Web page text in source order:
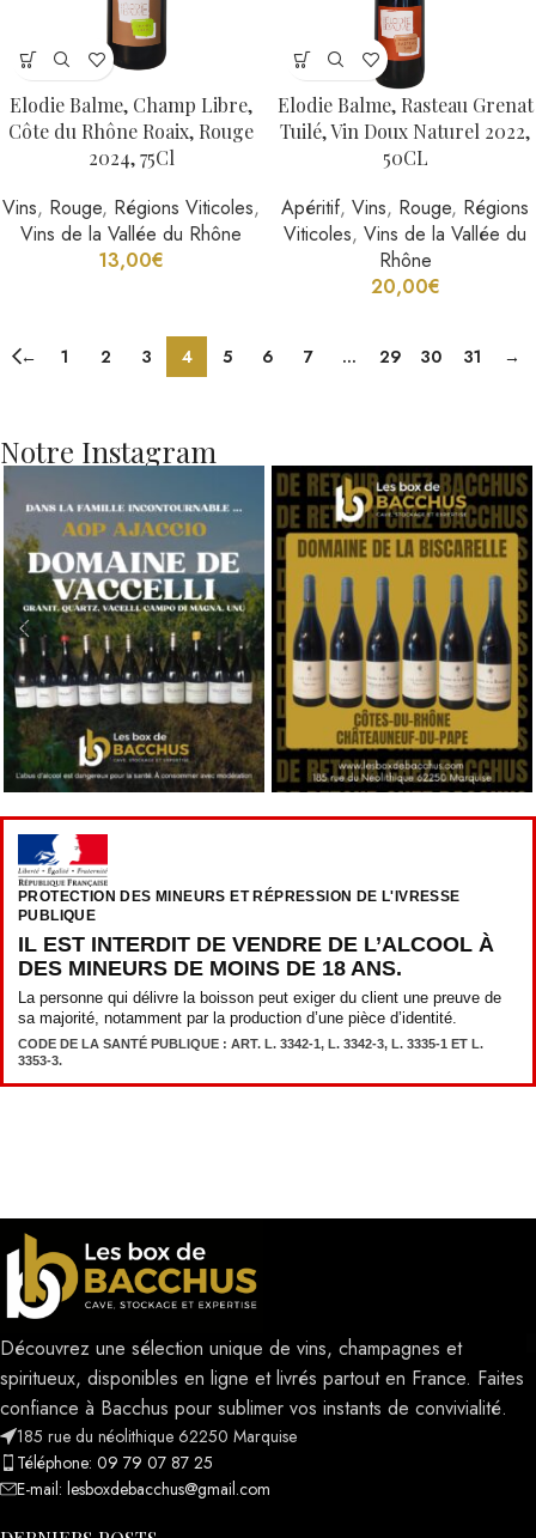
Elodie Balme, Champ Libre,
Côte du Rhône Roaix, Rouge
2024, 75Cl
Vins, Rouge, Régions Viticoles,
Vins de la Vallée du Rhône
13,00€
Elodie Balme, Rasteau Grenat
Tuilé, Vin Doux Naturel 2022,
50CL
Apéritif, Vins, Rouge, Régions
Viticoles, Vins de la Vallée du
Rhône
20,00€
← 1 2 3 4 5 6 7 … 29 30 31 →
Notre Instagram
PROTECTION DES MINEURS ET RÉPRESSION DE L'IVRESSE
PUBLIQUE
IL EST INTERDIT DE VENDRE DE L’ALCOOL À
DES MINEURS DE MOINS DE 18 ANS.
La personne qui délivre la boisson peut exiger du client une preuve de
sa majorité, notamment par la production d’une pièce d’identité.
CODE DE LA SANTÉ PUBLIQUE : ART. L. 3342-1, L. 3342-3, L. 3335-1 ET L.
3353-3.
Découvrez une sélection unique de vins, champagnes et
spiritueux, disponibles en ligne et livrés partout en France. Faites
confiance à Bacchus pour sublimer vos instants de convivialité.
185 rue du néolithique 62250 Marquise
Téléphone: 09 79 07 87 25
E-mail: lesboxdebacchus@gmail.com